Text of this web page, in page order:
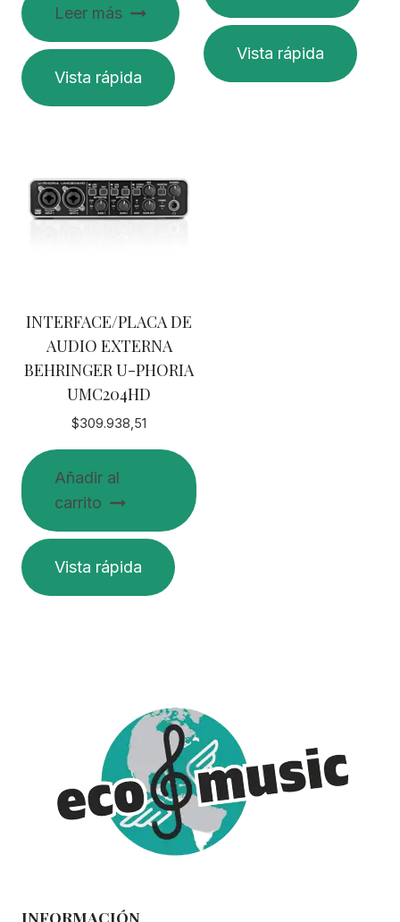
Leer más
Vista rápida
Vista rápida
INTERFACE/PLACA DE
AUDIO EXTERNA
BEHRINGER U-PHORIA
UMC204HD
$309.938,51
Añadir al
carrito
Vista rápida
INFORMACIÓN